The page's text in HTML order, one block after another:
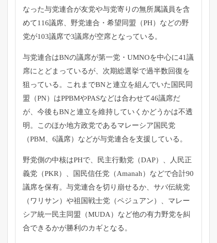
なった与党連合が友党や与党寄りの無所属議員を含
めて1 16議席、野党連合・希望同盟（PH） などの野
党が103議席で3議席が空席となっている。
与党連合はBNの議席が第一党・ UMNOを中心に41議
席にとどまっているが、 次期総選挙で過半数回復を
狙っている。
これまでBNと連立を組んでいた国民同
盟（PN） はPPBMやPASなどは合わせて46議席だ
が、 今後もBNと連立を維持していくかどうかは不透
明。
このほか地方政党であるマレーシア国民党
（PBM、6議席） などが与党連合を支援している。
野党側の中核はPHで、民主行動党（DAP）、人民正
義党（PKR）、国民信任党（Amanah） などで合計90
議席を保有。与党連合を切り崩せるか、 サバ伝統党
（ワリサン）や祖国戦士党（ペジュアン）、 マレー
シア統一民主同盟（MUDA） など他の有力野党を糾
合できるかが勝利のカギとなる。